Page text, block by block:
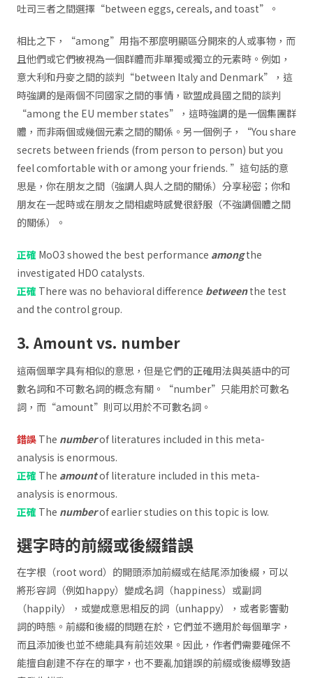
吐司三者之間選擇“between eggs, cereals, and toast”。
相比之下，“among”用指不那麼明顯區分開來的人或事物，而
且他們或它們被視為一個群體而非單獨或獨立的元素時。例如，
意大利和丹麥之間的談判“between Italy and Denmark”，這
時強調的是兩個不同國家之間的事情，歐盟成員國之間的談判
“among the EU member states”，這時強調的是一個集團群
體，而非兩個或幾個元素之間的關係。另一個例子，“You share
secrets between friends (from person to person) but you
feel comfortable with or among your friends. ”這句話的意
思是，你在朋友之間（強調人與人之間的關係）分享秘密；你和
朋友在一起時或在朋友之間相處時感覺很舒服（不強調個體之間
的關係）。
正確 MoO3 showed the best performance amongthe
investigated HDO catalysts.
正確 There was no behavioral difference betweenthe test
and the control group.
3. Amount vs. number
這兩個單字具有相似的意思，但是它們的正確用法與英語中的可
數名詞和不可數名詞的概念有關。“number”只能用於可數名
詞，而“amount”則可以用於不可數名詞。
錯誤 The numberof literatures included in this meta-
analysis is enormous.
正確 The amountof literature included in this meta-
analysis is enormous.
正確 The numberof earlier studies on this topic is low.
選字時的前綴或後綴錯誤
在字根（root word）的開頭添加前綴或在結尾添加後綴，可以
將形容詞（例如happy）變成名詞（happiness）或副詞
（happily），或變成意思相反的詞（unhappy），或者影響動
詞的時態。前綴和後綴的問題在於，它們並不適用於每個單字，
而且添加後也並不總能具有前述效果。因此，作者們需要確保不
能擅自創建不存在的單字，也不要亂加錯誤的前綴或後綴導致語